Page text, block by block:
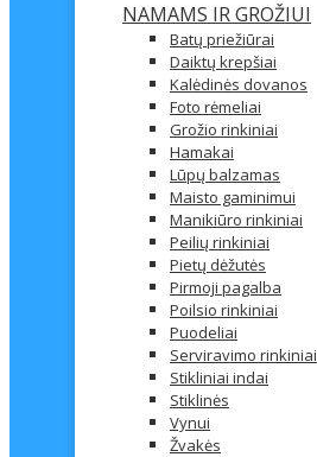
NAMAMS IR GROŽIUI
Batų priežiūrai
Daiktų krepšiai
Kalėdinės dovanos
Foto rėmeliai
Grožio rinkiniai
Hamakai
Lūpų balzamas
Maisto gaminimui
Manikiūro rinkiniai
Peilių rinkiniai
Pietų dėžutės
Pirmoji pagalba
Poilsio rinkiniai
Puodeliai
Serviravimo rinkiniai
Stikliniai indai
Stiklinės
Vynui
Žvakės